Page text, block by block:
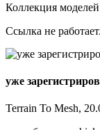
Коллекция
Ссылка не
уже
Terrain To Mesh,